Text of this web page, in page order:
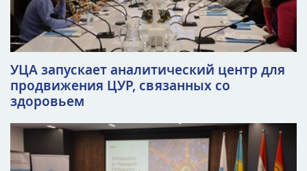
УЦА запускает аналитический центр для
продвижения ЦУР, связанных со
здоровьем